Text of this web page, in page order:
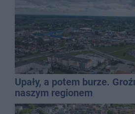
Upały, a potem burze.
naszym regionem